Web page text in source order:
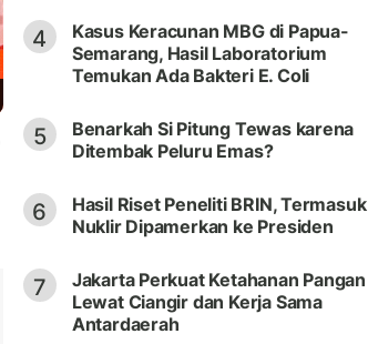
4
Kasus Keracunan MBG di Papua-
Semarang, Hasil Laboratorium
Temukan Ada Bakteri E. Coli
5
Benarkah Si Pitung Tewas karena
Ditembak Peluru Emas?
6
Hasil Riset Peneliti BRIN, Termasuk
Nuklir Dipamerkan ke Presiden
7
Jakarta Perkuat Ketahanan Pangan
Lewat Ciangir dan Kerja Sama
Antardaerah